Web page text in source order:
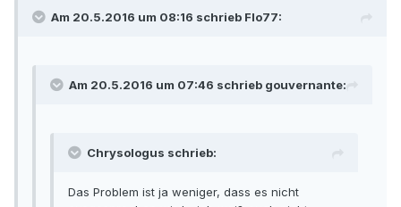
Am 20.5.2016 um 08:16 schrieb Flo77:
Am 20.5.2016 um 07:46 schrieb gouvernante:
Chrysologus schrieb:
Das Problem ist ja weniger, dass es nicht